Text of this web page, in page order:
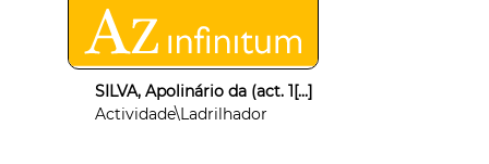
SILVA, Apolinário da (act. 1[...]
Actividade\Ladrilhador